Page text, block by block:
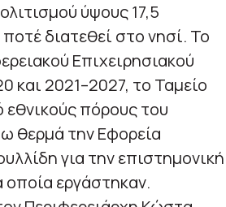
ύψους 17,5
διατεθεί στο νησί. Το
Επιχειρησιακού
και 2021–2027, το Ταμείο
εθνικούς πόρους του
θερμά την Εφορεία
για την επιστημονική
εργάστηκαν.